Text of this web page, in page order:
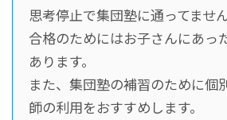
思考停止で集団塾に通ってませ
合格のためにはお子さんにあっ
あります。
また、集団塾の補習のために個
師の利用をおすすめします。